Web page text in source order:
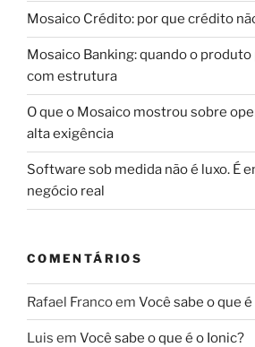
Mosaico Crédito: por que crédito
Mosaico Banking: quando o
com estrutura
O que o Mosaico mostrou sobre
alta exigência
Software sob medida não é luxo. É
negócio real
COMENTÁRIOS
Rafael Francoem Você sabe o que
Luis em Você sabe o que é o Ionic?